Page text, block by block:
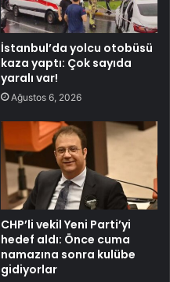
İstanbul’da yolcu otobüsü
kaza yaptı: Çok sayıda
yaralı var!
Ağustos 6, 2026
CHP’li vekil Yeni Parti’yi
hedef aldı: Önce cuma
namazına sonra kulübe
gidiyorlar